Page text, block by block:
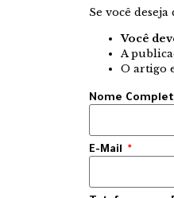
Se você
Você
A
O artigo
Nome
E-Mail